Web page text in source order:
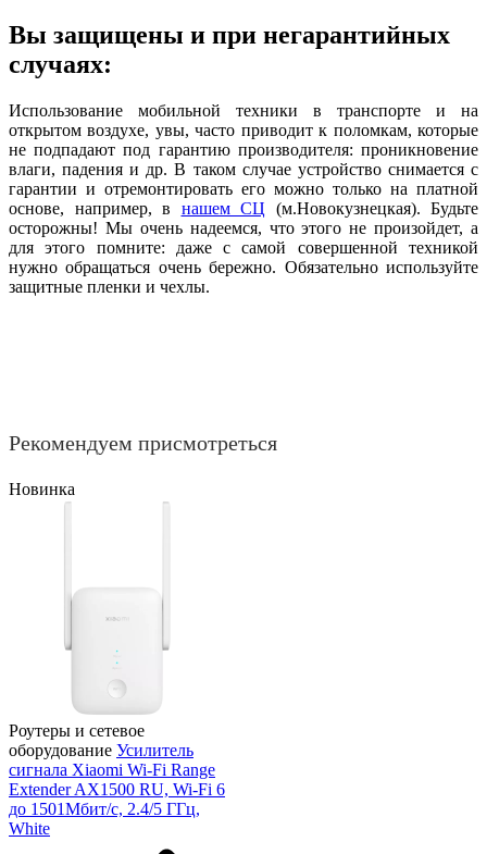
Вы защищены и при негарантийных
случаях:
Использование мобильной техники в транспорте и на
открытом воздухе, увы, часто приводит к поломкам, которые
не подпадают под гарантию производителя: проникновение
влаги, падения и др. В таком случае устройство снимается с
гарантии и отремонтировать его можно только на платной
основе, например, в нашем СЦ (м.Новокузнецкая). Будьте
осторожны! Мы очень надеемся, что этого не произойдет, а
для этого помните: даже с самой совершенной техникой
нужно обращаться очень бережно. Обязательно используйте
защитные пленки и чехлы.
Рекомендуем присмотреться
Новинка
Роутеры и сетевое
оборудование Усилитель
сигнала Xiaomi Wi-Fi Range
Extender AX1500 RU, Wi-Fi 6
до 1501Мбит/с, 2.4/5 ГГц,
White